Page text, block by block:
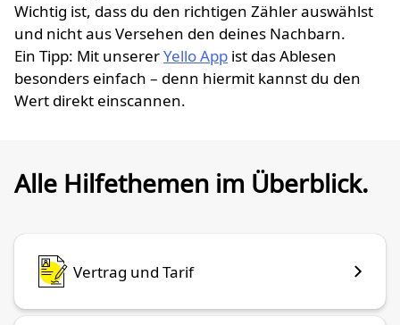
Wichtig ist, dass du den richtigen Zähler auswählst
und nicht aus Versehen den deines Nachbarn.
Ein Tipp: Mit unsererYello App ist das Ablesen
besonders einfach – denn hiermit kannst du den
Wert direkt einscannen.
Alle Hilfethemen im Überblick.
Vertrag und Tarif